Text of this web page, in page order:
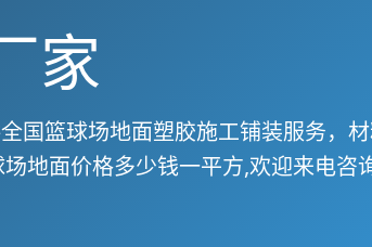
家
国篮球场地面塑胶施工铺装服务，
地面价格多少钱一平方,欢迎来电咨询